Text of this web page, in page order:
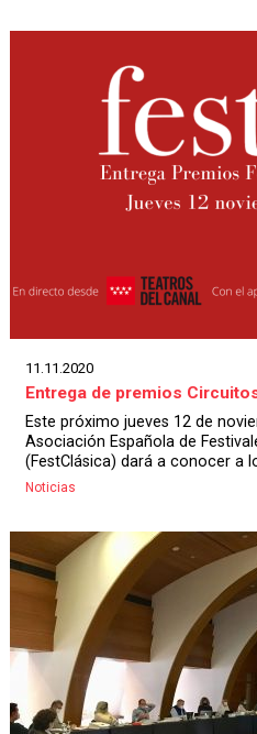
11.11.2020
Entrega de premios
Este próximo jueves 12 de
Asociación Española de
(FestClásica) dará a conocer a
Noticias